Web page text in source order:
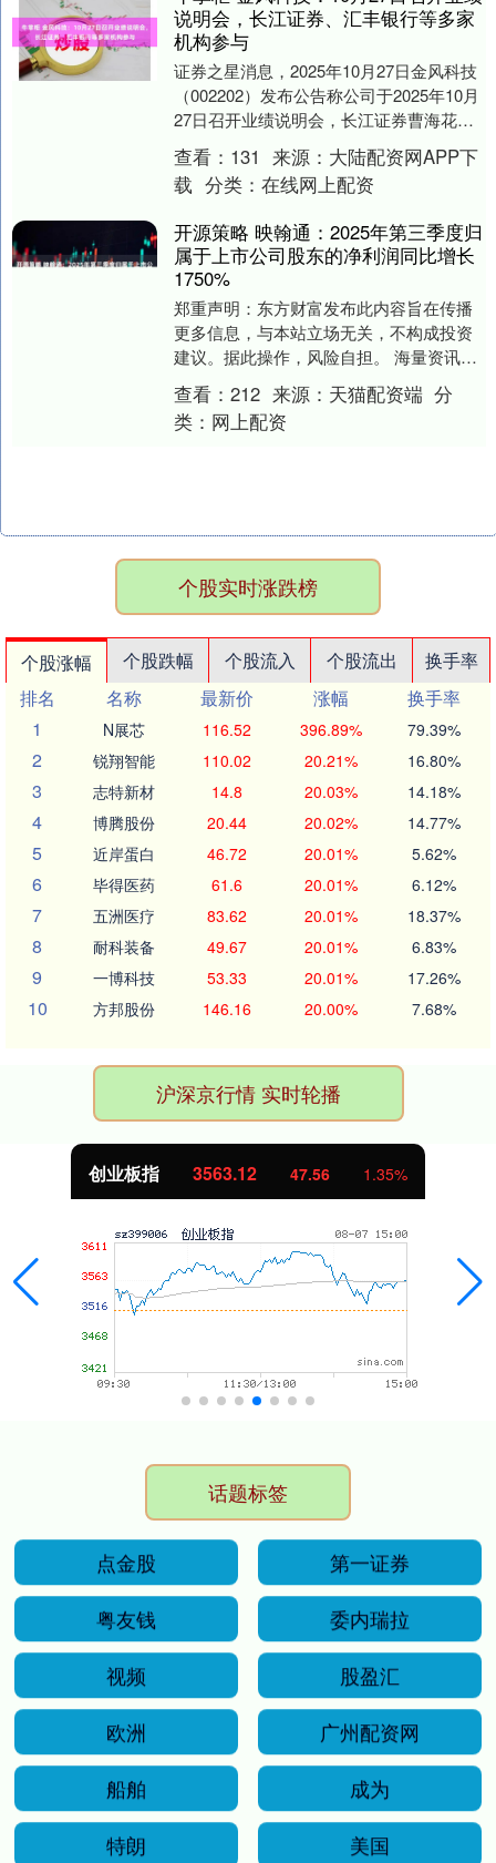
说明会，长江证券、汇丰银行等多家
机构参与
证券之星消息，2025年10月27日金风科技
（002202）发布公告称公司于2025年10月
27日召开业绩说明会，长江证券曹海花、
汇丰银行许冰莹、中金公司车昀佶....
查看： 131 来源： 大陆配资网APP下
载 分类： 在线网上配资
开源策略 映翰通：2025年第三季度归
属于上市公司股东的净利润同比增长
1750%
郑重声明：东方财富发布此内容旨在传播
更多信息，与本站立场无关，不构成投资
建议。据此操作，风险自担。 海量资讯、
精准解读，尽在新浪财经APP....
查看： 212 来源： 天猫配资端 分
类： 网上配资
个股实时涨跌榜
个股涨幅 个股跌幅 个股流入 个股流出
换手率
排名
名称 最新价 涨幅
换手率
1
N展芯 116.52 396.89% 79.39%
2 锐翔智能 110.02 20.21% 16.80%
3 志特新材 14.8 20.03% 14.18%
4 博腾股份 20.44 20.02% 14.77%
5 近岸蛋白 46.72 20.01% 5.62%
6 毕得医药 61.6 20.01% 6.12%
7 五洲医疗 83.62 20.01% 18.37%
8 耐科装备 49.67 20.01% 6.83%
9 一博科技 53.33 20.01% 17.26%
10 方邦股份 146.16 20.00% 7.68%
沪深京行情 实时轮播
基金指数 7242.10 12.30 0.17%
话题标签
点金股
第一证券
粤友钱
委内瑞拉
视频
股盈汇
欧洲
广州配资网
船舶
成为
特朗
美国